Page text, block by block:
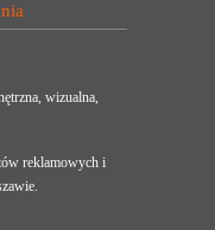
wizualna,
reklamowych i